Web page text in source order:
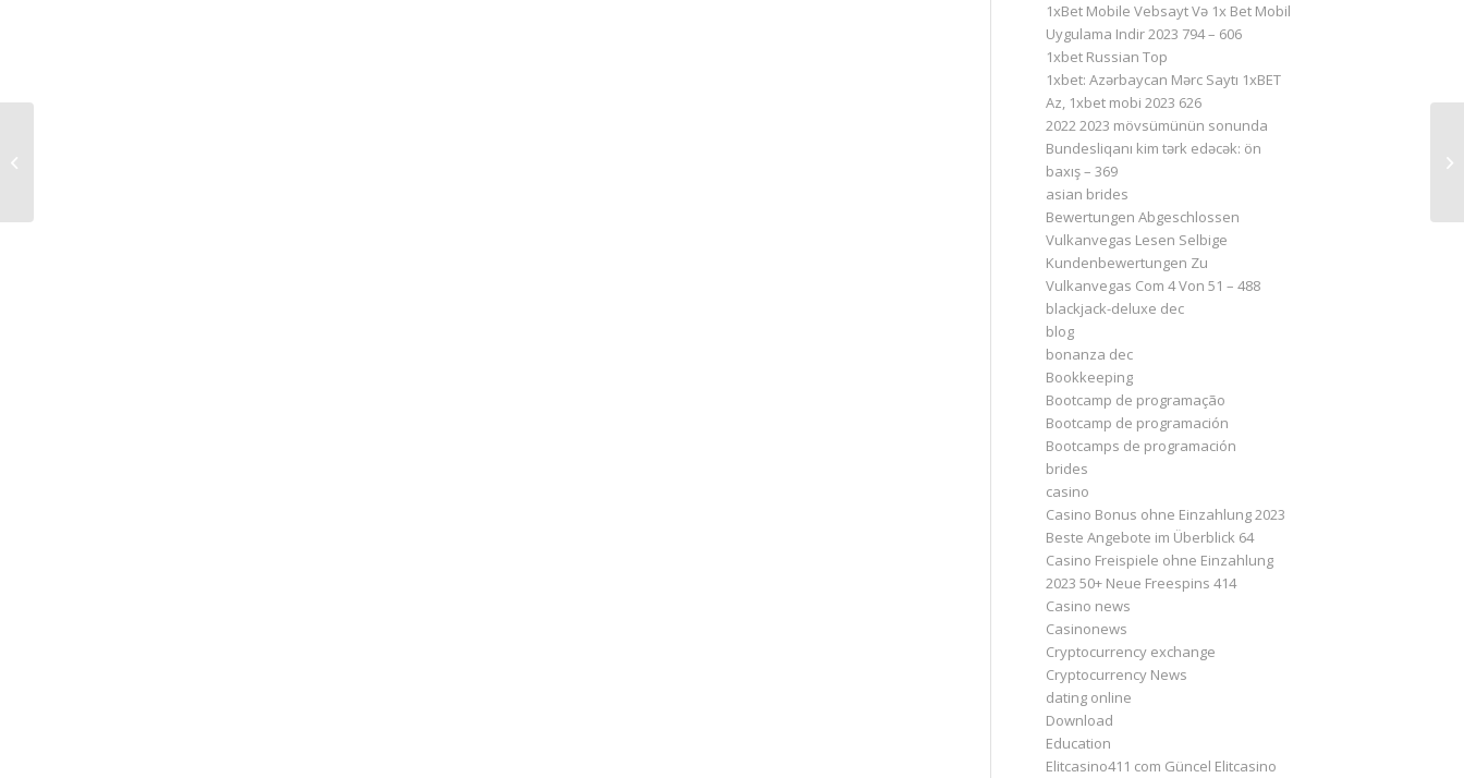
1xBet Mobile Vebsayt Və 1x Bet Mobil
Uygulama Indir 2023 794 – 606
1xbet Russian Top
1xbet: Azərbaycan Mərc Saytı 1xBET
Az, 1xbet mobi 2023 626
2022 2023 mövsümünün sonunda
Bundesliqanı kim tərk edəcək: ön
baxış – 369
asian brides
Bewertungen Abgeschlossen
Vulkanvegas Lesen Selbige
Kundenbewertungen Zu
Vulkanvegas Com 4 Von 51 – 488
blackjack-deluxe dec
blog
bonanza dec
Bookkeeping
Bootcamp de programação
Bootcamp de programación
Bootcamps de programación
brides
casino
Casino Bonus ohne Einzahlung 2023 ️
Beste Angebote im Überblick 64
Casino Freispiele ohne Einzahlung
2023 50+ Neue Freespins 414
Casino news
Casinonews
Cryptocurrency exchange
Cryptocurrency News
dating online
Download
Education
Elitcasino411 com Güncel Elitcasino